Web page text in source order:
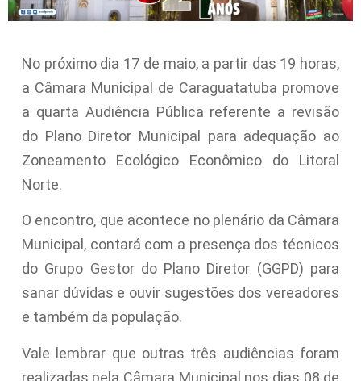
No próximo dia 17 de maio, a partir das 19 horas,
a Câmara Municipal de Caraguatatuba promove
a quarta Audiência Pública referente a revisão
do Plano Diretor Municipal para adequação ao
Zoneamento Ecológico Econômico do Litoral
Norte.
O encontro, que acontece no plenário da Câmara
Municipal, contará com a presença dos técnicos
do Grupo Gestor do Plano Diretor (GGPD) para
sanar dúvidas e ouvir sugestões dos vereadores
e também da população.
Vale lembrar que outras três audiências foram
realizadas pela Câmara Municipal nos dias 08 de